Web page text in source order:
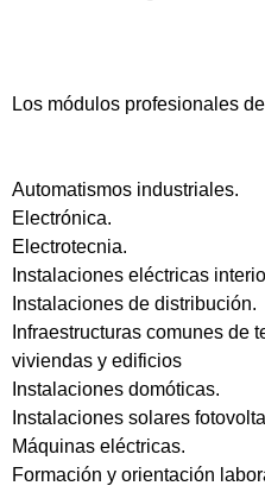
Los módulos profesionales
Automatismos industriales.
Electrónica.
Electrotecnia.
Instalaciones eléctricas
Instalaciones de distribución.
Infraestructuras comunes de
viviendas y edificios
Instalaciones domóticas.
Instalaciones solares
Máquinas eléctricas.
Formación y orientación